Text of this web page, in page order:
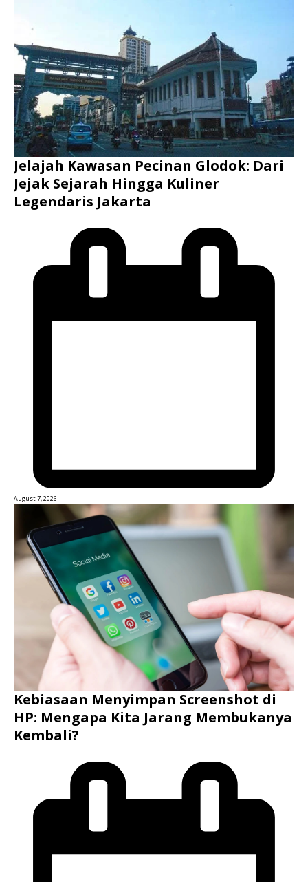
Jelajah Kawasan Pecinan Glodok: Dari
Jejak Sejarah Hingga Kuliner
Legendaris Jakarta
August 7, 2026
Kebiasaan Menyimpan Screenshot di
HP: Mengapa Kita Jarang Membukanya
Kembali?